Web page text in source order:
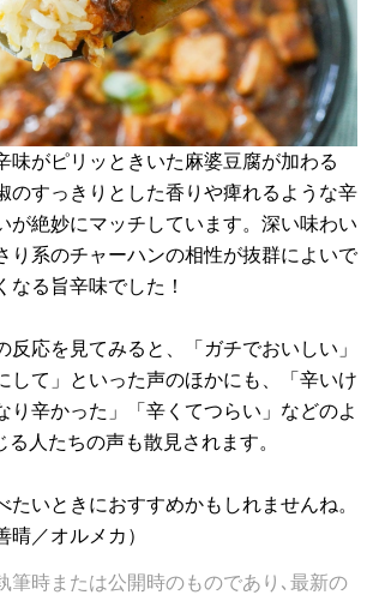
味がピリッときいた麻婆豆腐が加わる
すっきりとした香りや痺れるような辛
が絶妙にマッチしています。深い味わい
り系のチャーハンの相性が抜群によいで
なる旨辛味でした！
反応を見てみると、「ガチでおいしい」
して」といった声のほかにも、「辛いけ
り辛かった」「辛くてつらい」などのよ
る人たちの声も散見されます。
たいときにおすすめかもしれませんね。
晴／オルメカ）
筆時または公開時のものであり､最新の